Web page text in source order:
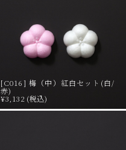
[C016] 梅（中）紅白セット(白/
赤)
¥3,132 (税込)